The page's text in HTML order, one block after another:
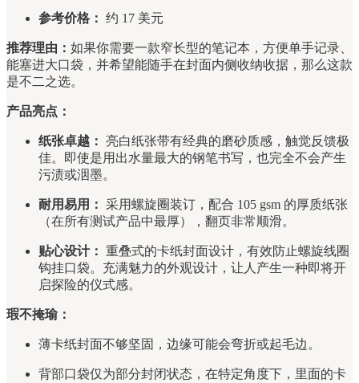
参考价格： 约 17 美元
推荐理由： 如果你需要一款窄长型的笔记本，方便单手记录、
能塞进大口袋，并希望能随手在封面内侧收纳收据，那么这款
是不二之选。
产品亮点：
纸张卓越： 亮白纸张带有经典的磨砂质感，触觉反馈极
佳。即使是用出水量最大的钢笔书写，也完全不会产生
污渍或洇墨。
耐用易用： 采用螺旋圈装订，配合 105 gsm 的厚质纸张
（在所有测试产品中最厚），翻页非常顺滑。
贴心设计： 重叠式的卡纸封面设计，有效防止螺旋线圈
钩挂口袋。充满魅力的外观设计，让人产生一种即将开
启探险的仪式感。
瑕不掩瑜：
薄卡纸封面不够坚固，边缘可能会弯折或起毛边。
背部口袋仅为部分封闭状态，在特定角度下，里面的卡